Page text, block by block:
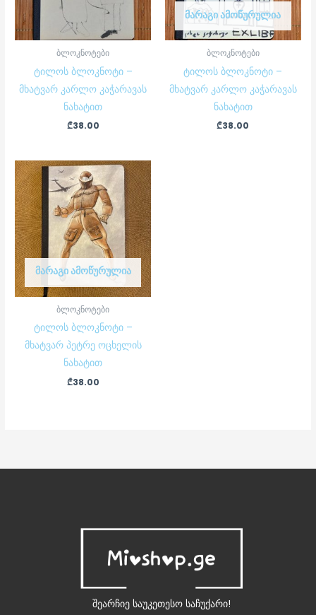
ბლოკნოტები
ტილოს ბლოკნოტი –
მხატვარ კარლო კაჭარავას
ნახატით
₾38.00
ᲛᲐᲠᲐᲒᲘ ᲐᲛᲝᲬᲣᲠᲣᲚᲘᲐ
ბლოკნოტები
ტილოს ბლოკნოტი –
მხატვარ კარლო კაჭარავას
ნახატით
₾38.00
ᲛᲐᲠᲐᲒᲘ ᲐᲛᲝᲬᲣᲠᲣᲚᲘᲐ
ბლოკნოტები
ტილოს ბლოკნოტი –
მხატვარ პეტრე ოცხელის
ნახატით
₾38.00
შეარჩიე საუკეთესო საჩუქარი!